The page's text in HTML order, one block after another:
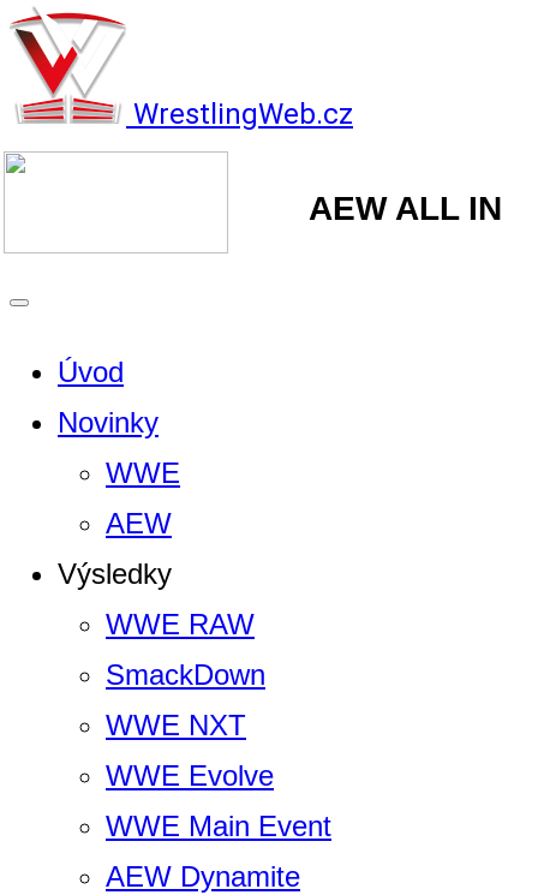
WrestlingWeb.cz
AEW ALL IN
Úvod
Novinky
WWE
AEW
Výsledky
WWE RAW
SmackDown
WWE NXT
WWE Evolve
WWE Main Event
AEW Dynamite